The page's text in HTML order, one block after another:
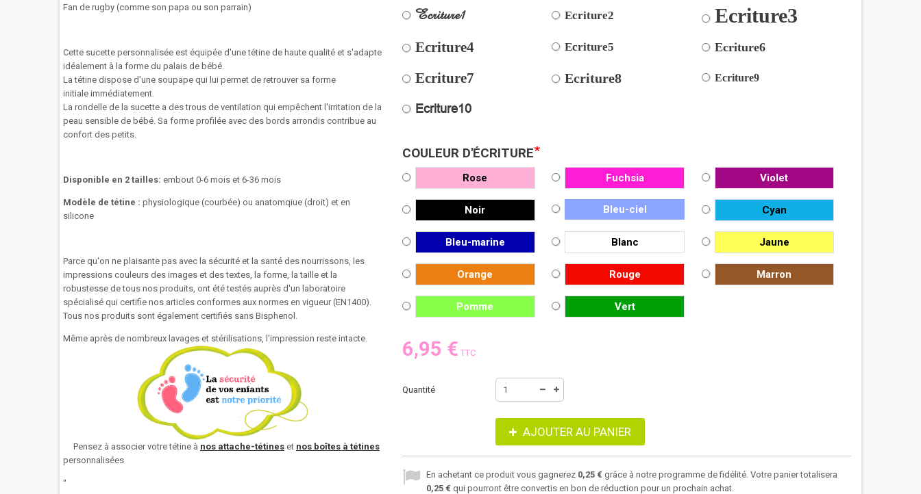
Fan de rugby (comme son papa ou son parrain)
Cette sucette personnalisée est équipée d'une tétine de haute qualité et s'adapte
idéalement à la forme du palais de bébé.
Latétine dispose d'une soupape qui lui permet de retrouver sa forme
initiale immédiatement.
La rondelle de la sucette a des trous de ventilation qui empêchent l'irritation de la
peau sensible de bébé. Sa forme profilée avec des bords arrondis contribue au
confort des petits.
Disponible en 2 tailles: embout 0-6 mois et 6-36 mois
Modèle de tétine : physiologique (courbée) ou anatomqiue (droit) et en
silicone
Parce qu'on ne plaisante pas avec la sécurité et la santé des nourrissons, les
impressions couleurs des images et des textes, la forme, la taille et la
robustesse de tous nos produits, ont été testés auprès d'un laboratoire
spécialisé qui certifie nos articles conformes aux normes en vigueur (EN1400).
Tous nos produits sont également certifiés sans Bisphenol.
Même après de nombreux lavages et stérilisations, l'impression reste intacte.
Pensez à associer votre tétine à nos attache-tétines et nos boîtes à tétines
personnalisées
"
Ecriture1 Ecriture2 Ecriture3
Ecriture4 Ecriture5 Ecriture6
Ecriture7 Ecriture8 Ecriture9
Ecriture10
COULEUR D'ÉCRITURE*
Rose Fuchsia Violet
Noir Bleu-ciel Cyan
Bleu-marine Blanc Jaune
Orange Rouge Marron
Pomme Vert
6,95 € TTC
Quantité
AJOUTER AU PANIER
En achetant ce produit vous gagnerez 0,25 € grâce à notre programme de fidélité. Votre panier totalisera
0,25 € qui pourront être convertis en bon de réduction pour un prochain achat.